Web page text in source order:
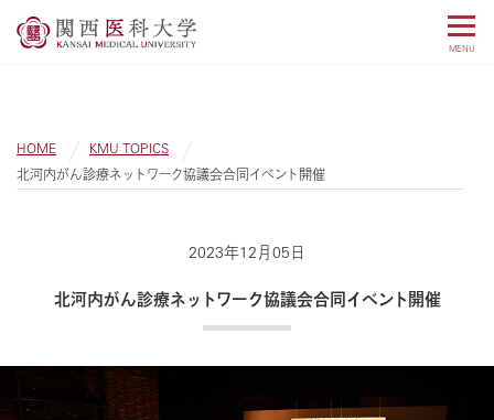
MENU
HOME
KMU TOPICS
北河内がん診療ネットワーク協議会合同イベント開催
2023年12月05日
北河内がん診療ネットワーク協議会合同イベント開催